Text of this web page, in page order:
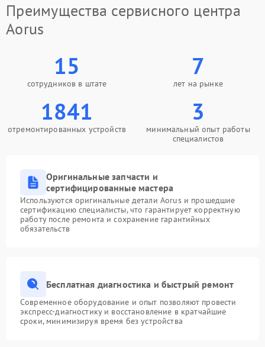
Преимущества сервисного центра
Aorus
15
сотрудников в штате
7
лет на рынке
1841
отремонтированных устройств
3
минимальный опыт работы
специалистов
Оригинальные запчасти и
сертифицированные мастера
Используются оригинальные детали Aorus и прошедшие
сертификацию специалисты, что гарантирует корректную
работу после ремонта и сохранение гарантийных
обязательств
Бесплатная диагностика и быстрый ремонт
Современное оборудование и опыт позволяют провести
экспресс-диагностику и восстановление в кратчайшие
сроки, минимизируя время без устройства